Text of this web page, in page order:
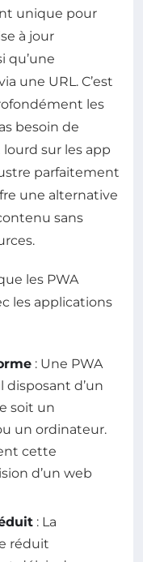
unique pour
à jour
qu’une
une URL. C’est
les
besoin de
sur les app
parfaitement
une alternative
sans
les PWA
les applications
: Une PWA
d’un
soit un
un ordinateur.
cette
d’un web
: La
réduit